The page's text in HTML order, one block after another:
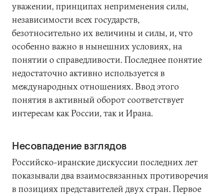
уважении, принципах неприменения силы,
независимости всех государств,
безотносительно их величины и силы, и, что
особенно важно в нынешних условиях, на
понятии о справедливости. Последнее понятие
недостаточно активно используется в
международных отношениях. Ввод этого
понятия в активный оборот соответствует
интересам как России, так и Ирана.
Несовпадение взглядов
Российско-иранские дискуссии последних лет
показывали два взаимосвязанных противоречия
в позициях представителей двух стран. Первое